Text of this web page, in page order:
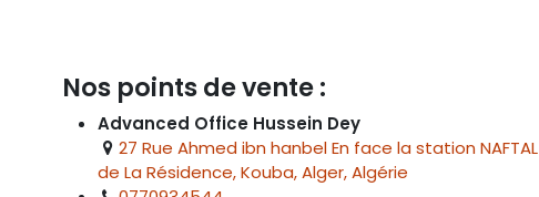
Nos points de vente :
Advanced Office Hussein Dey
27 Rue Ahmed ibn hanbel En face la station NAFTAL
de La Résidence, Kouba, Alger, Algérie